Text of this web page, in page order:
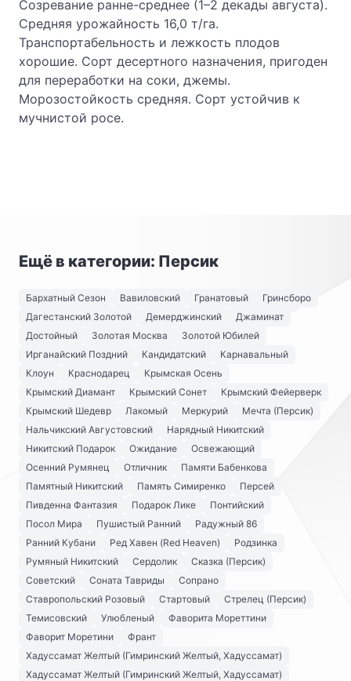
Созревание ранне-среднее (1–2 декады августа).
Средняя урожайность 16,0 т/га.
Транспортабельность и лежкость плодов
хорошие. Сорт десертного назначения, пригоден
для переработки на соки, джемы.
Морозостойкость средняя. Сорт устойчив к
мучнистой росе.
Ещё в категории: Персик
Бархатный Сезон Вавиловский Гранатовый
Гринсборо
Дагестанский Золотой
Демерджинский
Джаминат
Достойный
Золотая Москва
Золотой Юбилей
Ирганайский Поздний
Кандидатский
Карнавальный
Клоун
Краснодарец
Крымская Осень
Крымский Диамант
Крымский Сонет
Крымский Фейерверк
Крымский Шедевр
Лакомый Меркурий
Мечта (Персик)
Нальчикский Августовский
Нарядный Никитский
Никитский Подарок
Ожидание
Освежающий
Осенний Румянец
Отличник
Памяти Бабенкова
Памятный Никитский
Память Симиренко
Персей
Пивденна Фантазия
Подарок Лике
Понтийский
Посол Мира
Пушистый Ранний
Радужный 86
Ранний Кубани
Ред Хавен (Red Heaven)
Родзинка
Румяный Никитский
Сердолик
Сказка (Персик)
Советский
Соната Тавриды
Сопрано
Ставропольский Розовый
Стартовый
Стрелец (Персик)
Темисовский
Улюбленый
Фаворита Мореттини
Фаворит Моретини
Франт
Хадуссамат Желтый (Гимринский Желтый, Хадуссамат)
Хадуссамат Желтый (Гимринский Желтый, Хадуссамат)